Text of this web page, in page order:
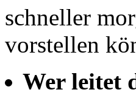
schneller
vorstellen
Wer leitet